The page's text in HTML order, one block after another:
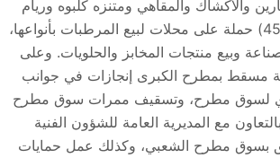
والأكشاك والمقاهي ومتنزه كلبوه وريام
وغيرها، وقد بلغت الحملات التفتيشية المفاجئة خلال عام 2018م (456) حملة على محلات لبيع المرطبات بأنواعها،
وبيع منتجات المخابز والحلويات. وعلى
مسقط بمطرح الكبرى إنجازات في جوانب
لسوق مطرح، وتسقيف ممرات سوق مطرح
مع المديرية العامة للشؤون الفنية
بسوق مطرح الشعبي، وكذلك عمل حمايات